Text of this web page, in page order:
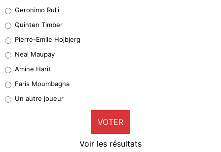
32%
5%
1%
9%
Geronimo Rulli
Quinten Timber
Pierre-Emile Hojbjerg
Neal Maupay
Amine Harit
Faris Moumbagna
Un autre joueur
VOTER
Voir les résultats